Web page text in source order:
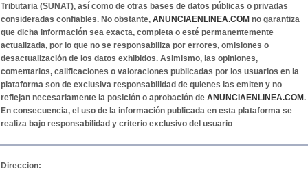
Tributaria (SUNAT), así como de otras bases de datos públicas o privadas
consideradas confiables. No obstante, ANUNCIAENLINEA.COM no garantiza
que dicha información sea exacta, completa o esté permanentemente
actualizada, por lo que no se responsabiliza por errores, omisiones o
desactualización de los datos exhibidos. Asimismo, las opiniones,
comentarios, calificaciones o valoraciones publicadas por los usuarios en la
plataforma son de exclusiva responsabilidad de quienes las emiten y no
reflejan necesariamente la posición o aprobación de ANUNCIAENLINEA.COM.
En consecuencia, el uso de la información publicada en esta plataforma se
realiza bajo responsabilidad y criterio exclusivo del usuario
Direccion: